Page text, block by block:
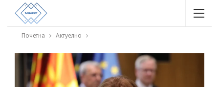
Почетна Актуелно